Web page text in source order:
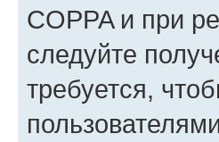
COPPA и при
следуйте
требуется,